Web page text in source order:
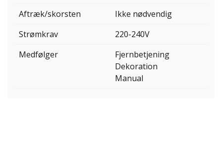
Aftræk/skorsten
Ikke nødvendig
Strømkrav
220-240V
Medfølger
Fjernbetjening
Dekoration
Manual